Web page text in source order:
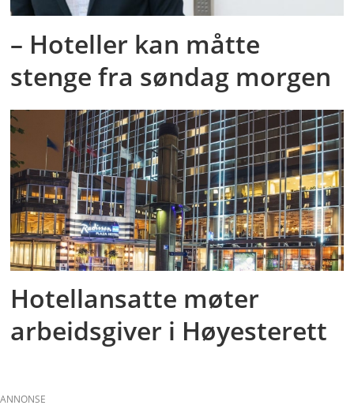
– Hoteller kan måtte
stenge fra søndag morgen
Hotellansatte møter
arbeidsgiver i Høyesterett
ANNONSE